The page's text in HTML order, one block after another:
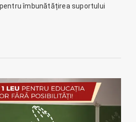
îmbunătățirea suportului